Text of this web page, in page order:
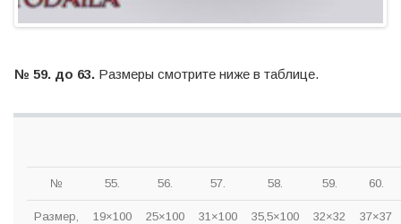
№ 59. до 63. Размеры смотрите ниже в таблице.
№ 55. 56. 57. 58. 59. 60.
Размер,
19×100 25×100 31×100 35,5×100 32×32 37×37